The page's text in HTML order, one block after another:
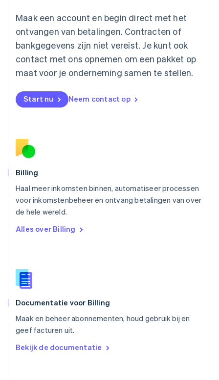
Maak een account en begin direct met het
ontvangen van betalingen. Contracten of
bankgegevens zijn niet vereist. Je kunt ook
contact met ons opnemen om een pakket op
maat voor je onderneming samen te stellen.
Start nu Neem contact op
Billing
Haal meer inkomsten binnen, automatiseer processen
voor inkomstenbeheer en ontvang betalingen van over
de hele wereld.
Alles over Billing
Documentatie voor Billing
Maak en beheer abonnementen, houd gebruik bij en
geef facturen uit.
Bekijk de documentatie
English
Malta
English
Mexico
Nederland
NederlandsEnglish
English
Noorwegen
English
Portugal
Português
English
Singapore
English简体中文
EnglishItaliano
Español
Thailand
Tsjechië
Vasteland van China
简体中文English
English